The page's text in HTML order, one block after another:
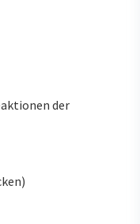
der